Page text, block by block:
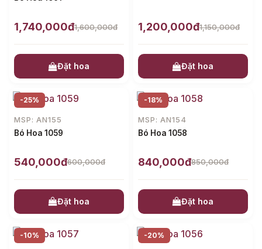
1,740,000đ1,600,000đ
Đặt hoa
1,200,000đ1,150,000đ
Đặt hoa
-25%
MSP: AN155
Bó Hoa 1059
540,000đ600,000đ
Đặt hoa
-18%
MSP: AN154
Bó Hoa 1058
840,000đ850,000đ
Đặt hoa
-10% -20%